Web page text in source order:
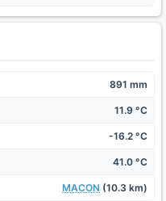
891 mm
11.9 °C
-16.2 °C
41.0 °C
MACON (10.3 km)